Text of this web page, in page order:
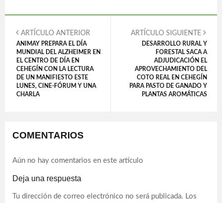
ARTÍCULO ANTERIOR
ANIMAY PREPARA EL DÍA
MUNDIAL DEL ALZHEIMER EN
EL CENTRO DE DÍA EN
CEHEGÍN CON LA LECTURA
DE UN MANIFIESTO ESTE
LUNES, CINE-FÓRUM Y UNA
CHARLA
ARTÍCULO SIGUIENTE
DESARROLLO RURAL Y
FORESTAL SACA A
ADJUDICACIÓN EL
APROVECHAMIENTO DEL
COTO REAL EN CEHEGÍN
PARA PASTO DE GANADO Y
PLANTAS AROMÁTICAS
COMENTARIOS
Aún no hay comentarios en este artículo
Deja una respuesta
Tu dirección de correo electrónico no será publicada. Los